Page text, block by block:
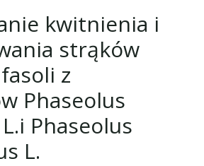
kwitnienia i
strąków
z
Phaseolus
Phaseolus
L.